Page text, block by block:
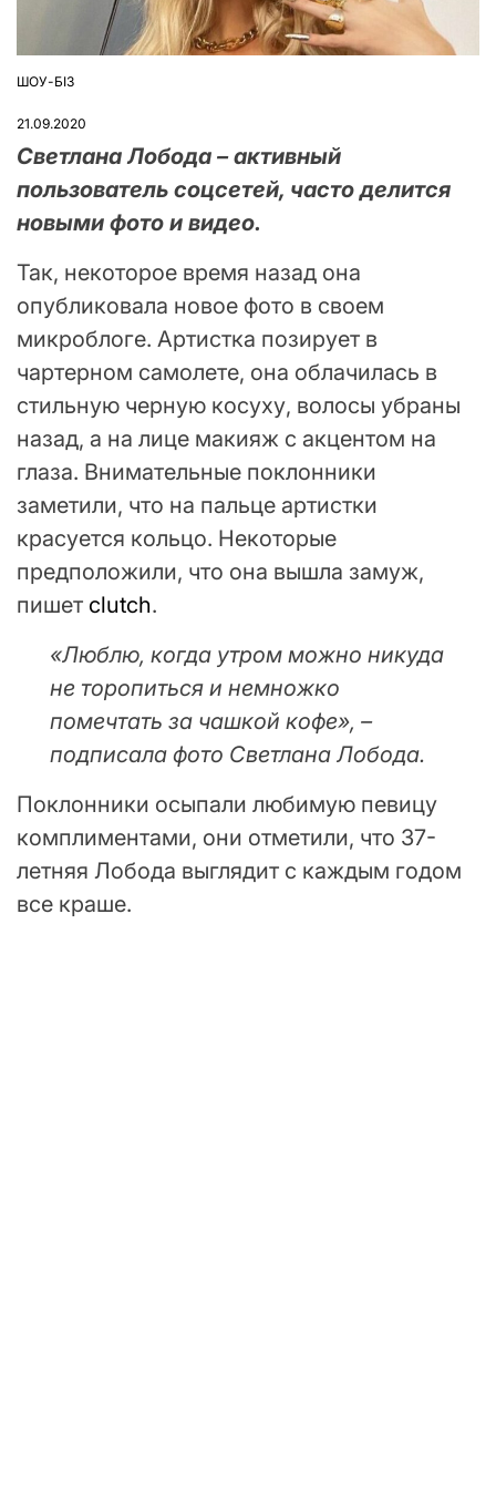
ОПУБЛІКУВАТИ
ШОУ-БІЗ
21.09.2020
Светлана Лобода – активный
пользователь соцсетей, часто делится
новыми фото и видео.
Так, некоторое время назад она
опубликовала новое фото в своем
микроблоге. Артистка позирует в
чартерном самолете, она облачилась в
стильную черную косуху, волосы убраны
назад, а на лице макияж с акцентом на
глаза. Внимательные поклонники
заметили, что на пальце артистки
красуется кольцо. Некоторые
предположили, что она вышла замуж,
пишет clutch.
«Люблю, когда утром можно никуда
не торопиться и немножко
помечтать за чашкой кофе», –
подписала фото Светлана Лобода.
Поклонники осыпали любимую певицу
комплиментами, они отметили, что 37-
летняя Лобода выглядит с каждым годом
все краше.